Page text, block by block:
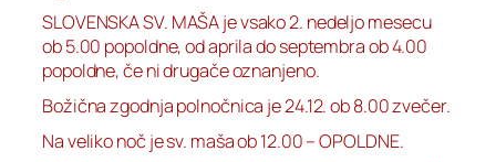
SLOVENSKA SV. MAŠA je vsako 2. nedeljo mesecu
ob 5.00 popoldne, od aprila do septembra ob 4.00
popoldne, če ni drugače oznanjeno.
Božična zgodnja polnočnica je 24.12. ob 8.00 zvečer.
Na veliko noč je sv. maša ob 12.00 – OPOLDNE.